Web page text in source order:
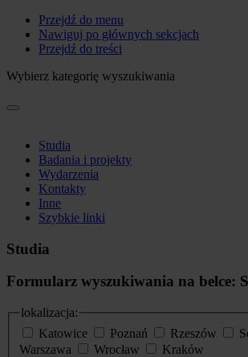
Przejdź do menu
Nawiguj po głównych sekcjach
Przejdź do treści
Wybierz kategorię wyszukiwania
Studia
Badania i projekty
Wydarzenia
Kontakty
Inne
Szybkie linki
Studia
Formularz wyszukiwania na belce:
lokalizacja:
Katowice
Poznań Rzeszów
Warszawa
Wrocław
Kraków